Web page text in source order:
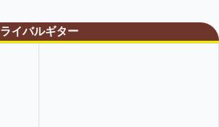
ライバルギター